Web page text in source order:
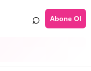
⌕ Abone Ol